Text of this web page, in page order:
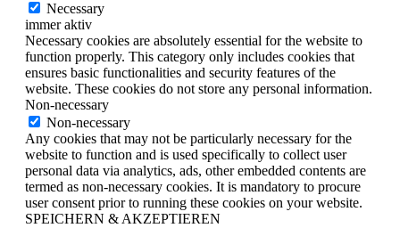
Necessary
immer aktiv
Necessary cookies are absolutely essential for the website to
function properly. This category only includes cookies that
ensures basic functionalities and security features of the
website. These cookies do not store any personal information.
Non-necessary
Non-necessary
Any cookies that may not be particularly necessary for the
website to function and is used specifically to collect user
personal data via analytics, ads, other embedded contents are
termed as non-necessary cookies. It is mandatory to procure
user consent prior to running these cookies on your website.
SPEICHERN & AKZEPTIEREN